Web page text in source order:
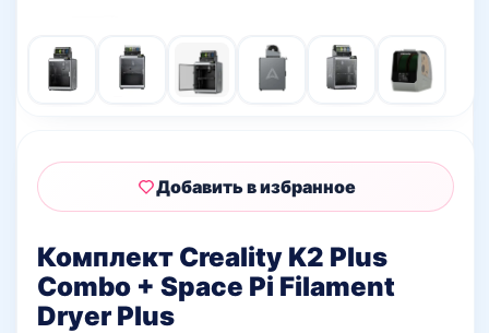
Комплект Creality K2 Plus
Combo + Space Pi Filament
Dryer Plus
Добавить в избранное